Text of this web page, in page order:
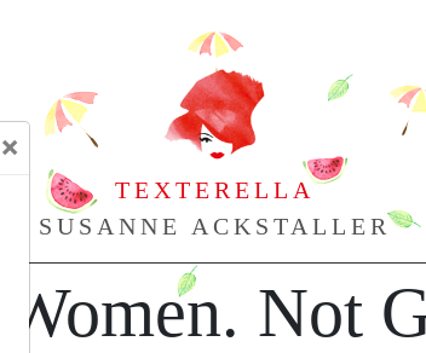
TEXTERELLA
SUSANNE ACKSTALLER
Not
×